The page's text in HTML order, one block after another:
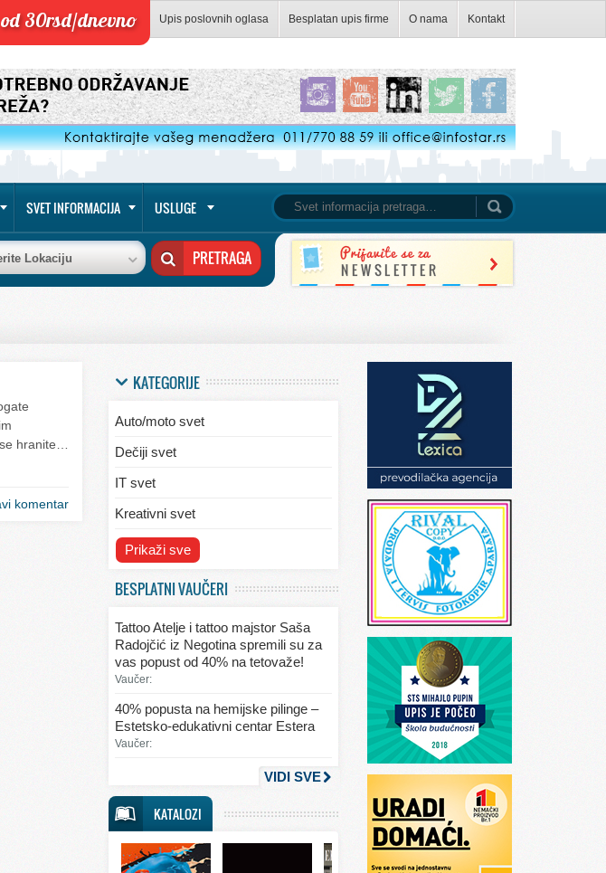
Upis poslovnih oglasa Besplatan upis firme O nama Kontakt
od 30rsd/dnevno
SVET INFORMACIJA USLUGE
Lokaciju
hranite…
komentar
KATEGORIJE
Auto/moto svet
Dečiji svet
IT svet
Kreativni svet
Svet ekologije
Svet kulinarstva
Svet lepote
Svet mode
Svet sporta
Svet tehnike
Prikaži sve
BESPLATNI VAUČERI
Tattoo Atelje i tattoo majstor Saša
Radojčić iz Negotina spremili su za
vas popust od 40% na tetovaže!
Vaučer:
40% popusta na hemijske pilinge –
Estetsko-edukativni centar Estera
Vaučer:
VIDI SVE
KATALOZI